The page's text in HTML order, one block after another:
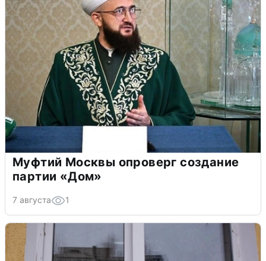
Муфтий Москвы опроверг создание
партии «Дом»
7 августа 1